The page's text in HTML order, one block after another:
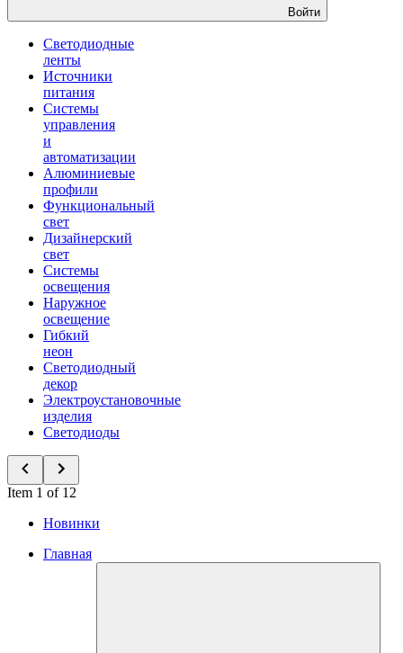
Войти
Светодиодные
ленты
Источники
питания
Системы
управления
и
автоматизации
Алюминиевые
профили
Функциональный
свет
Дизайнерский
свет
Системы
освещения
Наружное
освещение
Гибкий
неон
Светодиодный
декор
Электроустановочные
изделия
Светодиоды
Item 1 of 12
Новинки
Главная